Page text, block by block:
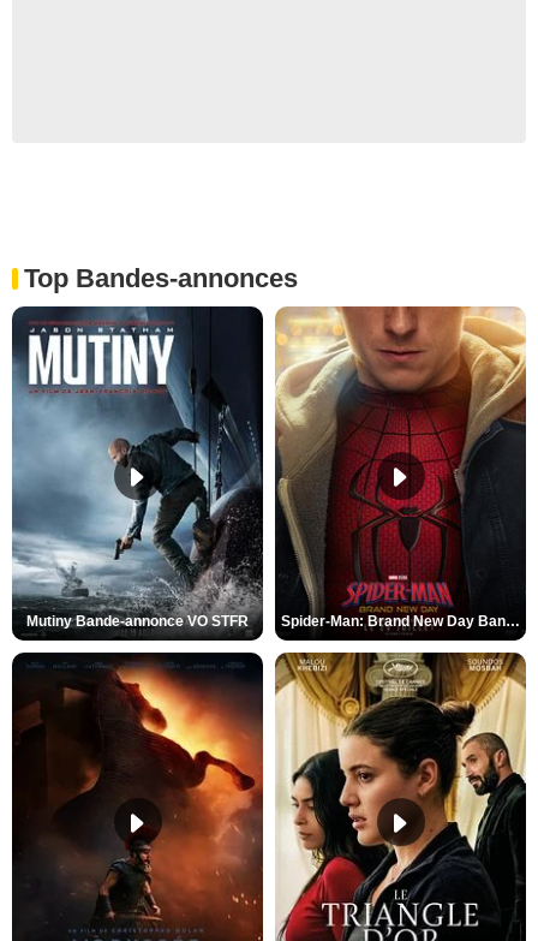
Top Bandes-annonces
Mutiny Bande-annonce VO STFR Spider-Man: Brand New Day Bande-annonce VO STFR